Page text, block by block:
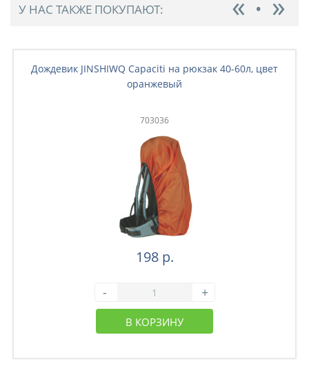
У НАС ТАКЖЕ ПОКУПАЮТ:
Дождевик JINSHIWQ Capaciti на рюкзак 40-60л, цвет
оранжевый
703036
198 р.
- +
В КОРЗИНУ